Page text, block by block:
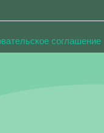
соглашение